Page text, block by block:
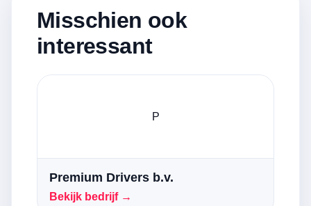
Misschien ook
interessant
P
Premium Drivers b.v.
Bekijk bedrijf →